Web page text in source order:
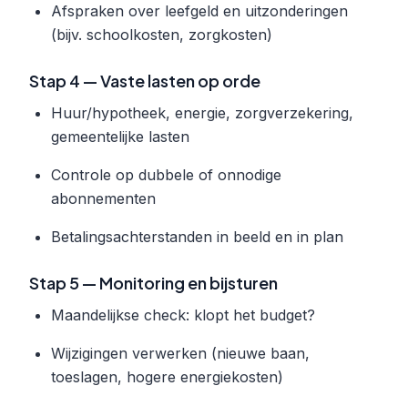
Afspraken over leefgeld en uitzonderingen
(bijv. schoolkosten, zorgkosten)
Stap 4 — Vaste lasten op orde
Huur/hypotheek, energie, zorgverzekering,
gemeentelijke lasten
Controle op dubbele of onnodige
abonnementen
Betalingsachterstanden in beeld en in plan
Stap 5 — Monitoring en bijsturen
Maandelijkse check: klopt het budget?
Wijzigingen verwerken (nieuwe baan,
toeslagen, hogere energiekosten)